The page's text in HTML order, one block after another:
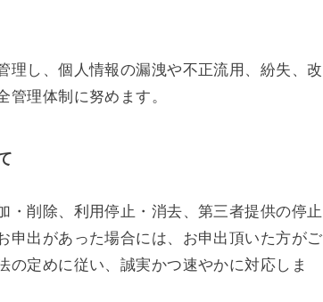
理し、個人情報の漏洩や不正流用、紛失、改
管理体制に努めます。
・削除、利用停止・消去、第三者提供の停止
申出があった場合には、お申出頂いた方がご
定めに従い、誠実かつ速やかに対応しま